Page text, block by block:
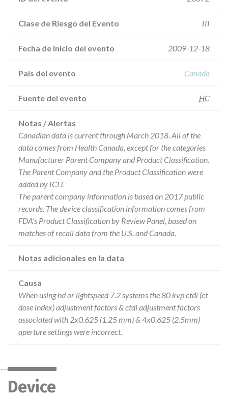
Clase de Riesgo del Evento III
Fecha de inicio del evento 2009-12-18
País del evento Canada
Fuente del evento HC
Notas / Alertas
Canadian data is current through March 2018. All of the
data comes from Health Canada, except for the categories
Manufacturer Parent Company and Product Classification.
The Parent Company and the Product Classification were
added by ICIJ.
The parent company information is based on 2017 public
records. The device classification information comes from
FDA’s Product Classification by Review Panel, based on
matches of recall data from the U.S. and Canada.
Notas adicionales en la data
Causa
When using hd or lightspeed 7.2 systems the 80 kvp ctdi (ct
dose index) adjustment factors & ctdi adjustment factors
associated with 2x0.625 (1.25 mm) & 4x0.625 (2.5mm)
aperture settings were incorrect.
Device